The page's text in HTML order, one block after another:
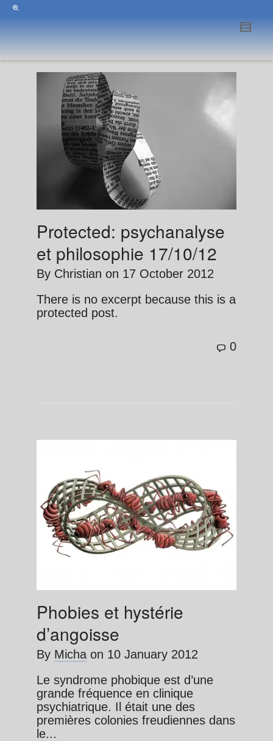
Protected: psychanalyse
et philosophie 17/10/12
By Christian on 17 October 2012
There is no excerpt because this is a
protected post.
0
Phobies et hystérie
d’angoisse
By Micha on 10 January 2012
Le syndrome phobique est d’une
grande fréquence en clinique
psychiatrique. Il était une des
premières colonies freudiennes dans
le...